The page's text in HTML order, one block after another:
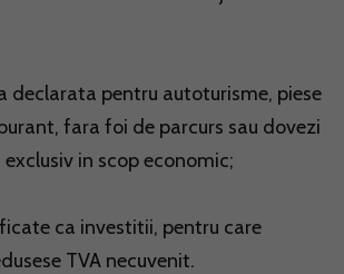
declarata pentru autoturisme, piese
fara foi de parcurs sau dovezi
in scop economic;
ca investitii, pentru care
TVA necuvenit.